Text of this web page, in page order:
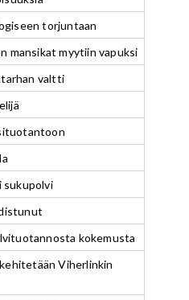
torjuntaan
mansikat myytiin vapuksi
valtti
sukupolvi
kokemusta
Viherlinkin